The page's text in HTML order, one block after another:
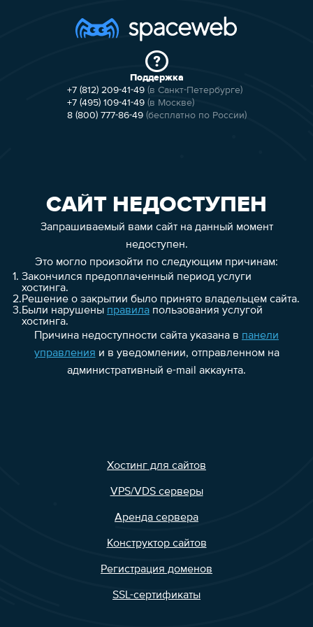
Поддержка
+7 (812) 209-41-49 (в Санкт-Петербурге)
+7 (495) 109-41-49 (в Москве)
8 (800) 777-86-49 (бесплатно по России)
САЙТ НЕДОСТУПЕН
Запрашиваемый вами сайт на данный момент
недоступен.
Это могло произойти по следующим причинам:
1. Закончился предоплаченный период услуги
хостинга.
2.Решение о закрытии было принято владельцем сайта.
3.Были нарушены правилапользования услугой
хостинга.
Причина недоступности сайта указана в панели
управления и в уведомлении, отправленном на
административный e-mail аккаунта.
Хостинг для сайтов
VPS/VDS серверы
Аренда сервера
Конструктор сайтов
Регистрация доменов
SSL-сертификаты